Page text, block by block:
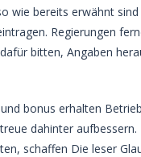
wie bereits erwähnt
Regierungen
bitten, Angaben
dahinter
schaffen Die leser